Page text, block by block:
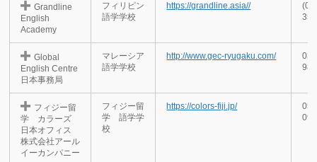
Grandline
English
Academy
フィリピン
語学学校
https://grandline.asia//
Global
English Centre
日本事務局
マレーシア
語学学校
http://www.gec-ryugaku.com/
03-
フィジー留
学 カラーズ
日本オフィス
株式会社アール
イーカンパニー
フィジー留
学 語学学
校
https://colors-fiji.jp/